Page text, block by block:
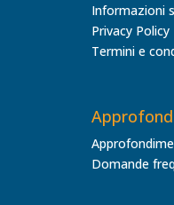
Informazioni
Privacy Policy
Termini e
Domande